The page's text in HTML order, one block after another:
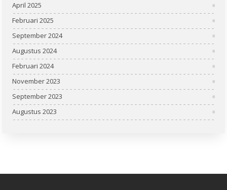
April 2025
Februari 2025
September 2024
Augustus 2024
Februari 2024
November 2023
September 2023
Augustus 2023